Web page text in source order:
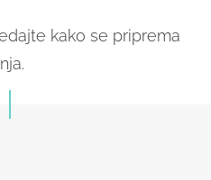
kako se priprema